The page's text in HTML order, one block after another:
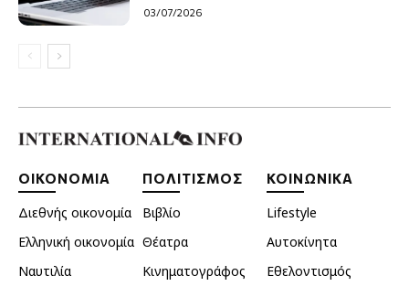
03/07/2026
ΟΙΚΟΝΟΜΙΑ
Διεθνής οικονομία
Ελληνική οικονομία
Ναυτιλία
ΠΟΛΙΤΙΣΜΟΣ
Βιβλίο
Θέατρα
Κινηματογράφος
ΚΟΙΝΩΝΙΚΑ
Lifestyle
Αυτοκίνητα
Εθελοντισμός